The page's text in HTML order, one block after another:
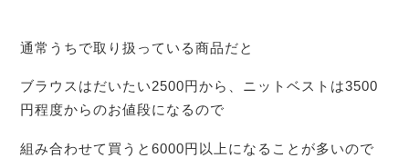
通常うちで取り扱っている商品だと
ブラウスはだいたい2500円から、ニットベストは3500
円程度からのお値段になるので
組み合わせて買うと6000円以上になることが多いので